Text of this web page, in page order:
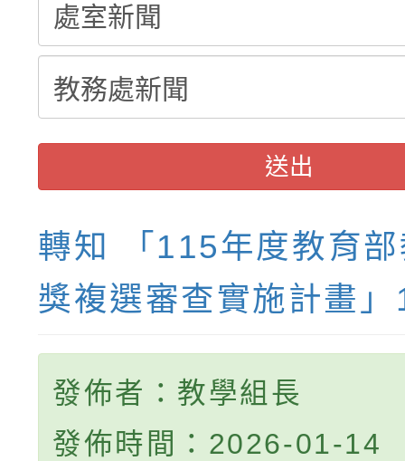
計畫」1 份，請踴躍報
權責核予出席人員公(
送出
轉知 「115年度教育
獎複選審查實施計畫」
發佈者：教學組長
發佈時間：2026-01-14